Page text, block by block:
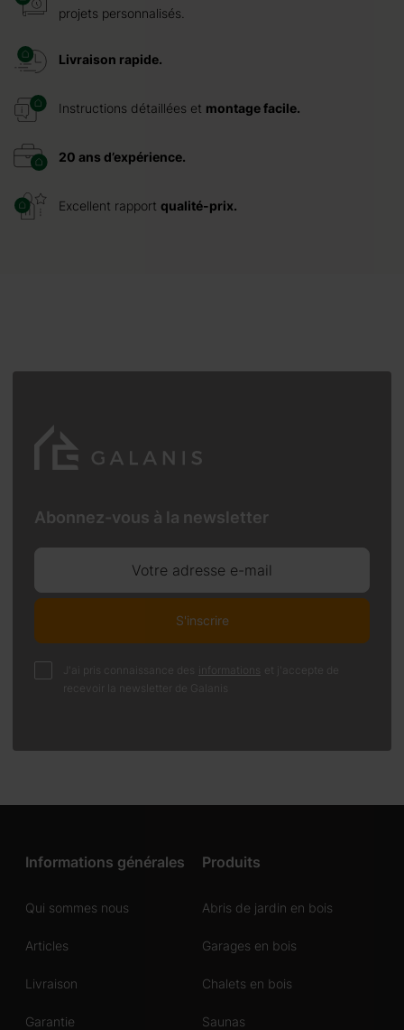
projets personnalisés.
Livraison rapide.
Instructions détaillées et montage facile.
20 ans d’expérience.
Excellent rapport qualité-prix.
Abonnez-vous à la newsletter
Votre adresse e-mail
S'inscrire
J'ai pris connaissance des informations
et j'accepte de
recevoir la newsletter de Galanis
Informations générales
Qui sommes nous
Articles
Livraison
Garantie
Produits
Abris de jardin en bois
Garages en bois
Chalets en bois
Saunas